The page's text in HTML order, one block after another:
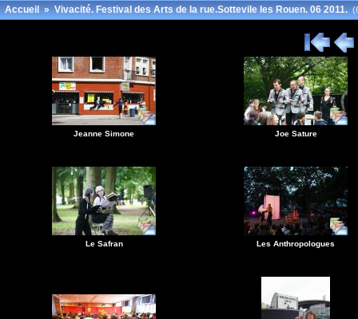
Accueil»Vivacité. Festival des Arts de la rue.Sottevile les Rouen. 06 2011.
Jeanne Simone Joe Sature
Le Safran Les Anthropologues